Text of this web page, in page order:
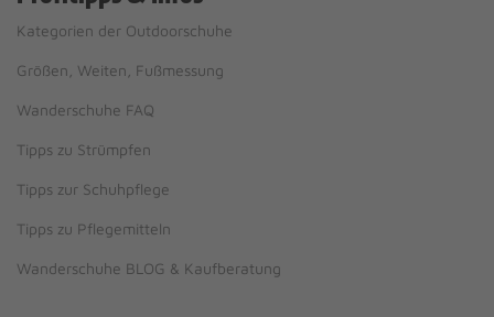
Kategorien der Outdoorschuhe
Größen, Weiten, Fußmessung
Wanderschuhe FAQ
Tipps zu Strümpfen
Tipps zur Schuhpflege
Tipps zu Pflegemitteln
Wanderschuhe BLOG & Kaufberatung